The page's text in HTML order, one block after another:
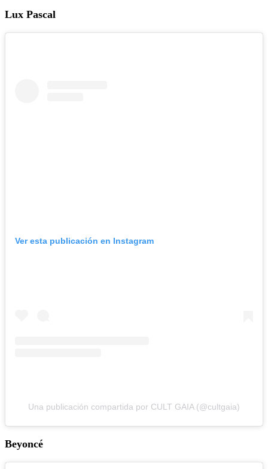
Lux Pascal
Ver esta publicación en Instagram
Una publicación compartida por CULT GAIA (@cultgaia)
Beyoncé